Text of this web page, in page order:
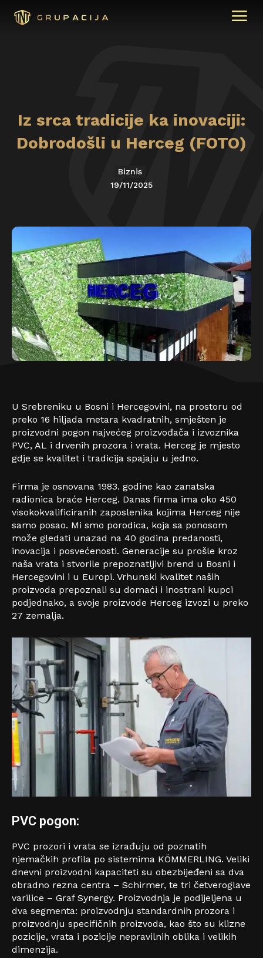
Iz srca tradicije ka inovaciji:
Dobrodošli u Herceg (FOTO)
Biznis
19/11/2025
U Srebreniku u Bosni i Hercegovini, na prostoru od
preko 16 hiljada metara kvadratnih, smješten je
proizvodni pogon najvećeg proizvođača i izvoznika
PVC, AL i drvenih prozora i vrata. Herceg je mjesto
gdje se kvalitet i tradicija spajaju u jedno.
Firma je osnovana 1983. godine kao zanatska
radionica braće Herceg. Danas firma ima oko 450
visokokvalificiranih zaposlenika kojima Herceg nije
samo posao. Mi smo porodica, koja sa ponosom
može gledati unazad na 40 godina predanosti,
inovacija i posvećenosti. Generacije su prošle kroz
naša vrata i stvorile prepoznatljivi brend u Bosni i
Hercegovini i u Europi. Vrhunski kvalitet naših
proizvoda prepoznali su domaći i inostrani kupci
podjednako, a svoje proizvode Herceg izvozi u preko
27 zemalja.
PVC pogon:
PVC prozori i vrata se izrađuju od poznatih
njemačkih profila po sistemima KÖMMERLING. Veliki
dnevni proizvodni kapaciteti su obezbijeđeni sa dva
obradno rezna centra – Schirmer, te tri četveroglave
varilice – Graf Synergy. Proizvodnja je podijeljena u
dva segmenta: proizvodnju standardnih prozora i
proizvodnju specifičnih proizvoda, kao što su klizne
pozicije, vrata i pozicije nepravilnih oblika i velikih
dimenzija.